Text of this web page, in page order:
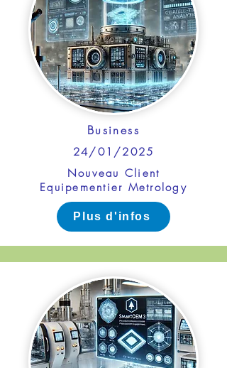
Business
24/01/2025
Nouveau Client
Equipementier Metrology
Plus d'infos